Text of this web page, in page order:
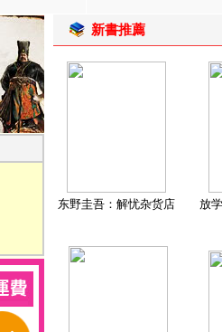
新書推薦
东野圭吾：解忧杂货店
放